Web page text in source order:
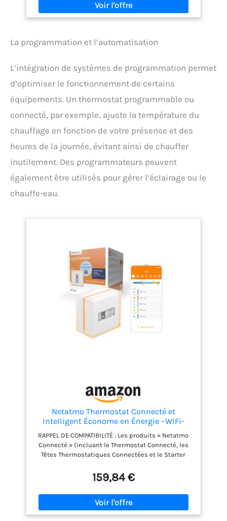
poêle à granulés
La programmation et l’automatisation
L’intégration de systèmes de programmation permet
d’optimiser le fonctionnement de certains
équipements. Un thermostat programmable ou
connecté, par exemple, ajuste la température du
chauffage en fonction de votre présence et des
heures de la journée, évitant ainsi de chauffer
inutilement. Des programmateurs peuvent
également être utilisés pour gérer l’éclairage ou le
chauffe-eau.
Netatmo Thermostat Connecté et
Intelligent Économe en Énergie –WiFi-
Réduisez Les Factures & Contrôlez Le
Chauffage à Distance par Application,
Compatible avec Les Chaudières
Individuelles, NTH01-AMZ
RAPPEL DE COMPATIBILITÉ : Les produits « Netatmo
Connecté » (incluant le Thermostat Connecté, les
Têtes Thermostatiques Connectées et le Starter
gamme « Netatmo ORIGINAL », car ils utilisent des
protocoles de communication différents. Pour
garantir la meilleure expérience, nous vous
recommandons de vérifier votre installation
actuelle avant tout achat. 3 PILES SUPPLÉMENTAIRES
159,84 €